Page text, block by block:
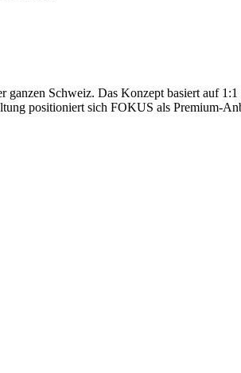
Schweiz. Das Konzept basiert auf
positioniert sich FOKUS als Premium-